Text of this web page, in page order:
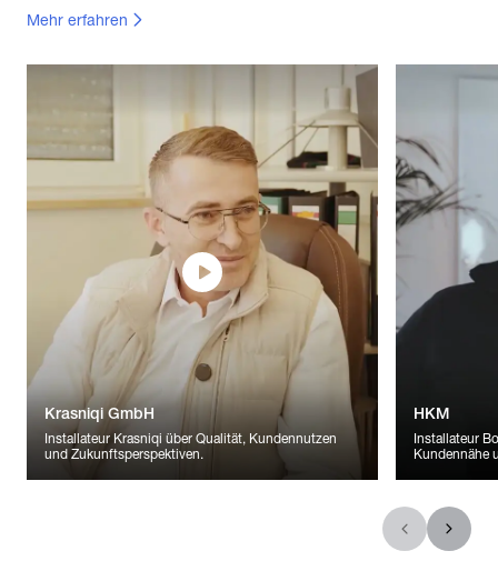
Mehr erfahren
Krasniqi GmbH
Installateur Krasniqi über Qualität, Kundennutzen
und Zukunftsperspektiven.
HKM
Installateur
Kundennähe